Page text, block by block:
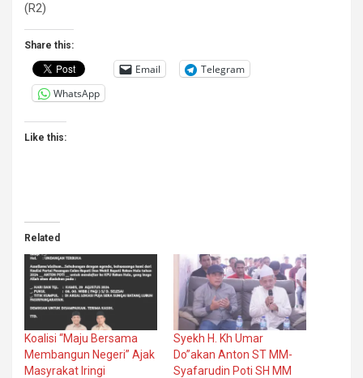
(R2)
Share this:
Email
Telegram
WhatsApp
Like this:
Related
Koalisi “Maju Bersama
Membangun Negeri” Ajak
Masyrakat Iringi
Syekh H. Kh Umar
Do”akan Anton ST MM-
Syafarudin Poti SH MM